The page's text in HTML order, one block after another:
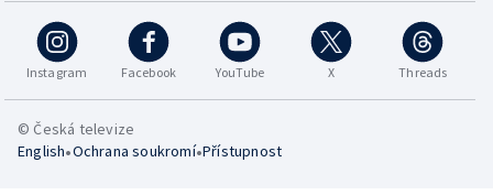
Instagram Facebook YouTube X Threads
© Česká televize
English•Ochrana soukromí•Přístupnost